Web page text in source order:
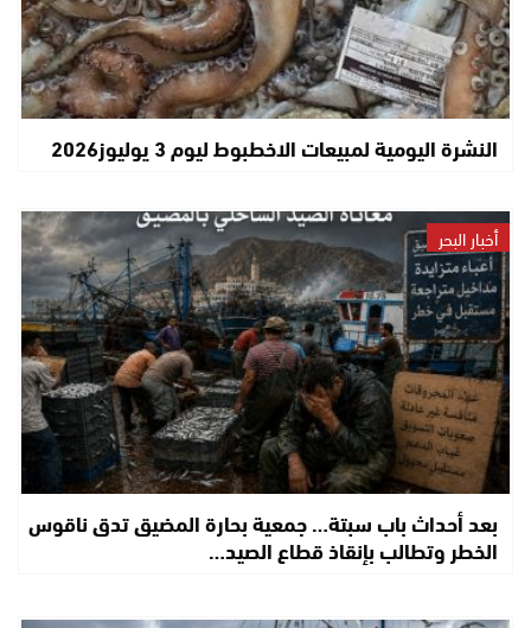
النشرة اليومية لمبيعات الاخطبوط ليوم 3 يوليوز2026
أخبار البحر
بعد أحداث باب سبتة… جمعية بحارة المضيق تدق ناقوس
الخطر وتطالب بإنقاذ قطاع الصيد…